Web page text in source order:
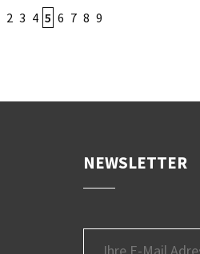
2 3 4 5 6 7 8 9
NEWSLETTER